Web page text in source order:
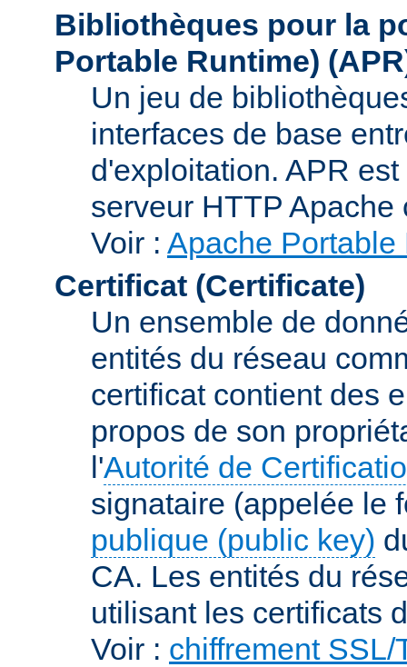
Bibliothèques pour la
Portable Runtime)
Un jeu de
interfaces de base
d'exploitation. APR
serveur HTTP
Voir : Apache
Certificat (Certificate)
Un ensemble de
entités du réseau
certificat contient des
propos de son
l'Autorité de
signataire (appelée le
publique (public key)
CA. Les entités du
utilisant les certificats
Voir : chiffrement SSL/